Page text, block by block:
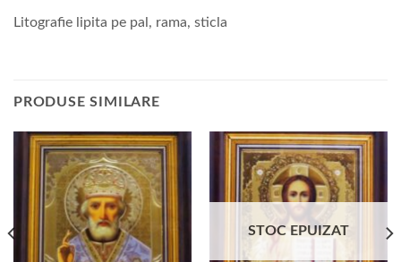
Litografie lipita pe pal, rama, sticla
PRODUSE SIMILARE
STOC EPUIZAT